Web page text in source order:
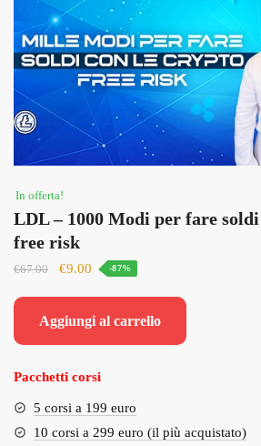
In offerta!
LDL – 1000 Modi per fare
free risk
€67.00
Il
era:
€9.00 Il
è:
-87%
Aggiungi al carrello
Pacchetti corsi
5 corsi a 199 euro
10 corsi a 299 euro (il più acquistato)